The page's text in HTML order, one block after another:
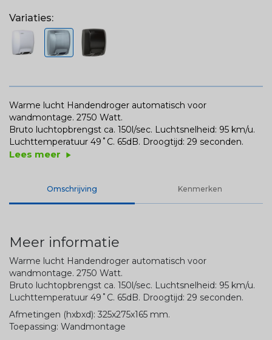
Variaties:
Warme lucht Handendroger automatisch voor
wandmontage. 2750 Watt.
Bruto luchtopbrengst ca. 150l/sec. Luchtsnelheid: 95 km/u.
Luchttemperatuur 49˚C. 65dB. Droogtijd: 29 seconden.
Lees meer play_arrow
Omschrijving Kenmerken
Meer informatie
Warme lucht Handendroger automatisch voor
wandmontage. 2750 Watt.
Bruto luchtopbrengst ca. 150l/sec. Luchtsnelheid: 95 km/u.
Luchttemperatuur 49˚C. 65dB. Droogtijd: 29 seconden.
Afmetingen (hxbxd): 325x275x165 mm.
Toepassing: Wandmontage